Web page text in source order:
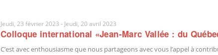
Jeudi, 23 février 2023 - Jeudi, 20 avril 2023
Colloque international «Jean-Marc Vallée : du
C’est avec enthousiasme que nous partageons avec vous l’appel à